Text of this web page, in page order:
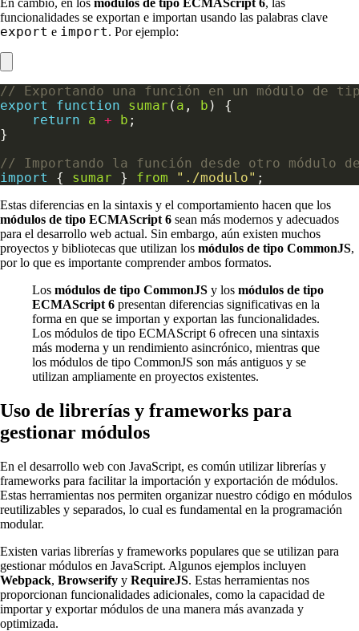
funcionalidades se exportan e importan usando las palabras clave
export e import. Por ejemplo:
export function sumar ( a , b
return
a + b
import { sumar } from "./modulo"
Estas diferencias en la sintaxis y el comportamiento hacen que los
módulos de tipo ECMAScript 6 sean más modernos y adecuados
para el desarrollo web actual. Sin embargo, aún existen muchos
proyectos y bibliotecas que utilizan los módulos de tipo CommonJS,
por lo que es importante comprender ambos formatos.
Los módulos de tipo CommonJS y los módulos de tipo
ECMAScript 6 presentan diferencias significativas en la
forma en que se importan y exportan las funcionalidades.
Los módulos de tipo ECMAScript 6 ofrecen una sintaxis
más moderna y un rendimiento asincrónico, mientras que
los módulos de tipo CommonJS son más antiguos y se
utilizan ampliamente en proyectos existentes.
Uso de librerías y frameworks para
gestionar módulos
En el desarrollo web con JavaScript, es común utilizar librerías y
frameworks para facilitar la importación y exportación de módulos.
Estas herramientas nos permiten organizar nuestro código en módulos
reutilizables y separados, lo cual es fundamental en la programación
modular.
Existen varias librerías y frameworks populares que se utilizan para
gestionar módulos en JavaScript. Algunos ejemplos incluyen
Webpack, Browserify y RequireJS. Estas herramientas nos
proporcionan funcionalidades adicionales, como la capacidad de
importar y exportar módulos de una manera más avanzada y
optimizada.